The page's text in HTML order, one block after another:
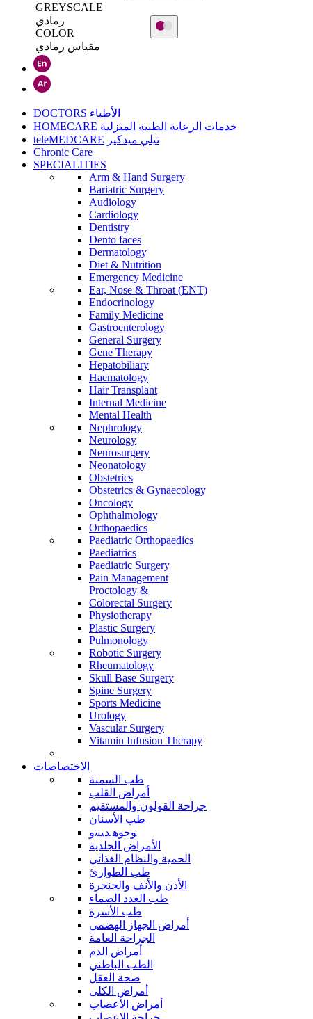
GREYSCALE
رمادي
COLOR
مقياس رمادي
DOCTORS الأطباء
HOMECARE خدمات الرعاية الطبية المنزلية
teleMEDCARE تيلي ميدكير
Chronic Care
SPECIALITIES
Arm & Hand Surgery
Bariatric Surgery
Audiology
Cardiology
Dentistry
Dento faces
Dermatology
Diet & Nutrition
Emergency Medicine
Ear, Nose & Throat (ENT)
Endocrinology
Family Medicine
Gastroenterology
General Surgery
Gene Therapy
Hepatobiliary
Haematology
Hair Transplant
Internal Medicine
Mental Health
Nephrology
Neurology
Neurosurgery
Neonatology
Obstetrics
Obstetrics & Gynaecology
Oncology
Ophthalmology
Orthopaedics
Paediatric Orthopaedics
Paediatrics
Paediatric Surgery
Pain Management
Proctology &
Colorectal Surgery
Physiotherapy
Plastic Surgery
Pulmonology
Robotic Surgery
Rheumatology
Skull Base Surgery
Spine Surgery
Sports Medicine
Urology
Vascular Surgery
Vitamin Infusion Therapy
الاختصاصات
طب السمنة
أمراض القلب
جراحة القولون والمستقيم
طب الأسنان
ﻮﺟﻮﻫ ﺪﻴﻨﺗﻭ
الأمراض الجلدية
الحمية والنظام الغذائي
طب الطوارئ
الأذن والأنف والحنجرة
طب الغدد الصماء
طب الأسرة
أمراض الجهاز الهضمي
الجراحة العامة
أمراض الدم
الطب الباطني
صحة العقل
أمراض الكلى
أمراض الأعصاب